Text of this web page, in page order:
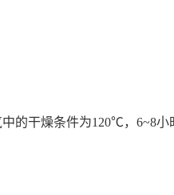
干燥条件为120℃，6~8小